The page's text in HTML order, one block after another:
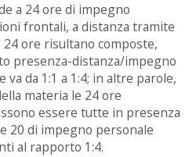
a 24 ore di impegno
frontali, a distanza tramite
24 ore risultano composte,
presenza-distanza/impegno
da 1:1 a 1:4; in altre parole,
materia le 24 ore
essere tutte in presenza
20 di impegno personale
al rapporto 1:4.